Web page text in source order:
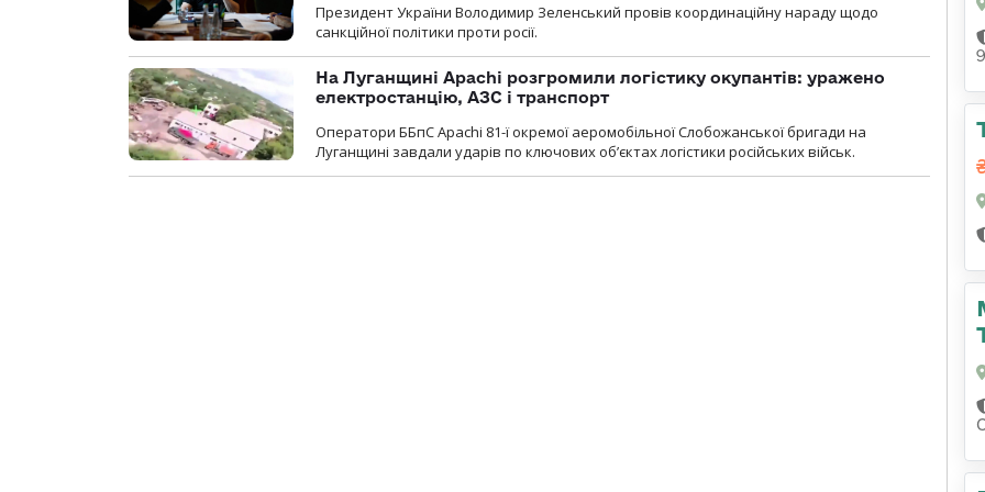
Президент України Володимир Зеленський провів координаційну нараду щодо
санкційної політики проти росії.
На Луганщині Apachi розгромили логістику окупантів: уражено
електростанцію, АЗС і транспорт
Оператори ББпС Apachi 81-ї окремої аеромобільної Слобожанської бригади на
Луганщині завдали ударів по ключових об’єктах логістики російських військ.